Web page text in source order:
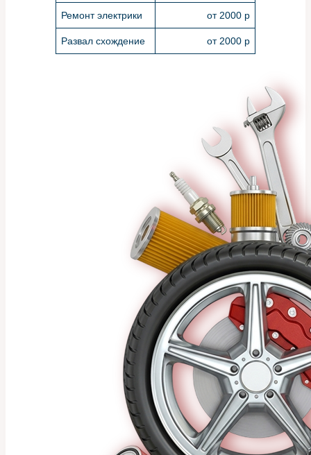
Ремонт электрики от 2000 р
Развал схождение от 2000 р